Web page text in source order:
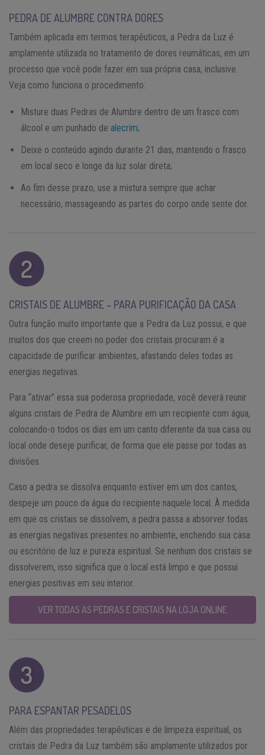
PEDRA DE ALUMBRE CONTRA DORES
Também aplicada em termos terapêuticos, a Pedra da Luz é
amplamente utilizada no tratamento de dores reumáticas, em um
processo que você pode fazer em sua própria casa, inclusive.
Veja como funciona o procedimento:
Misture duas Pedras de Alumbre dentro de um frasco com
álcool e um punhado de alecrim;
Deixe o conteúdo agindo durante 21 dias, mantendo o frasco
em local seco e longe da luz solar direta;
Ao fim desse prazo, use a mistura sempre que achar
necessário, massageando as partes do corpo onde sente dor.
CRISTAIS DE ALUMBRE – PARA PURIFICAÇÃO DA CASA
Outra função muito importante que a Pedra da Luz possui, e que
muitos dos que creem no poder dos cristais procuram é a
capacidade de purificar ambientes, afastando deles todas as
energias negativas.
Para “ativar” essa sua poderosa propriedade, você deverá reunir
alguns cristais de Pedra de Alumbre em um recipiente com água,
colocando-o todos os dias em um canto diferente da sua casa ou
local onde deseje purificar, de forma que ele passe por todas as
divisões.
Caso a pedra se dissolva enquanto estiver em um dos cantos,
despeje um pouco da água do recipiente naquele local. À medida
em que os cristais se dissolvem, a pedra passa a absorver todas
as energias negativas presentes no ambiente, enchendo sua casa
ou escritório de luz e pureza espiritual. Se nenhum dos cristais se
dissolverem, isso significa que o local está limpo e que possui
energias positivas em seu interior.
VER TODAS AS PEDRAS E CRISTAIS NA LOJA ONLINE
PARA ESPANTAR PESADELOS
Além das propriedades terapêuticas e de limpeza espiritual, os
cristais de Pedra da Luz também são amplamente utilizados por